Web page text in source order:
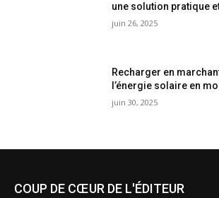
une solution pratique
juin 26, 2025
Recharger en
l’énergie solaire en
juin 30, 2025
COUP DE CŒUR DE L'ÉDITEUR